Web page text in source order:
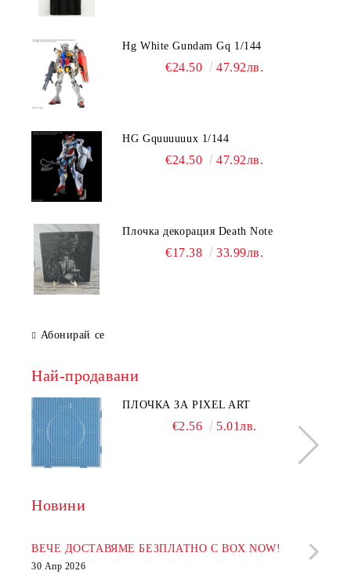
Hg White Gundam Gq 1/144
€24.50 47.92лв.
HG Gquuuuuux 1/144
€24.50 47.92лв.
Плочка декорация Death Note
€17.38 33.99лв.
Абонирай се
Най-продавани
ПЛОЧКА ЗА PIXEL ART
€2.56 5.01лв.
Новини
ВЕЧЕ ДОСТАВЯМЕ БЕЗПЛАТНО С BOX NOW!
30 Апр 2026